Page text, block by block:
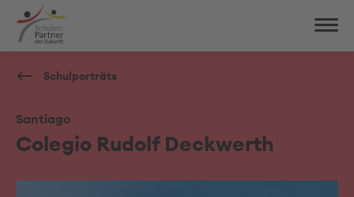
Schulporträts
Santiago
Colegio Rudolf Deckwerth